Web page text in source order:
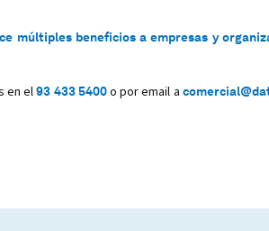
múltiples beneficios a empresas y
en el93 433 5400o por email a